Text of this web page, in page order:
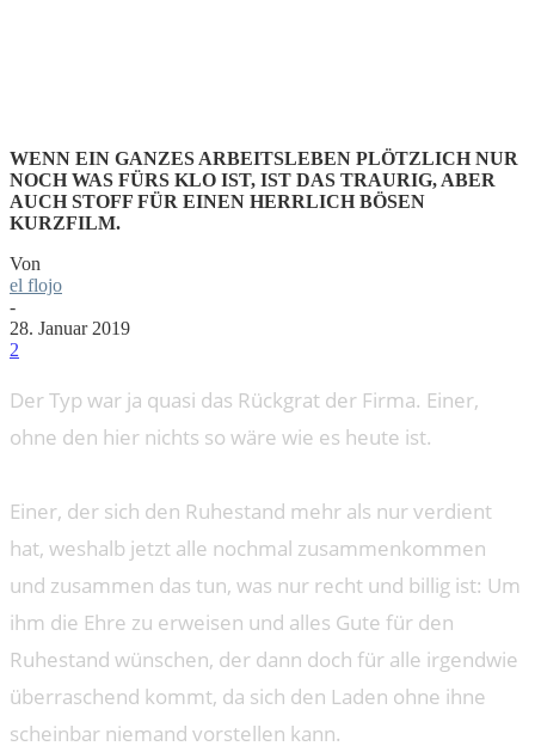
WENN EIN GANZES ARBEITSLEBEN PLÖTZLICH NUR
NOCH WAS FÜRS KLO IST, IST DAS TRAURIG, ABER
AUCH STOFF FÜR EINEN HERRLICH BÖSEN
KURZFILM.
Von
el flojo
-
28. Januar 2019
2
Der Typ war ja quasi das Rückgrat der Firma. Einer,
ohne den hier nichts so wäre wie es heute ist.
Einer, der sich den Ruhestand mehr als nur verdient
hat, weshalb jetzt alle nochmal zusammenkommen
und zusammen das tun, was nur recht und billig ist: Um
ihm die Ehre zu erweisen und alles Gute für den
Ruhestand wünschen, der dann doch für alle irgendwie
überraschend kommt, da sich den Laden ohne ihne
scheinbar niemand vorstellen kann.